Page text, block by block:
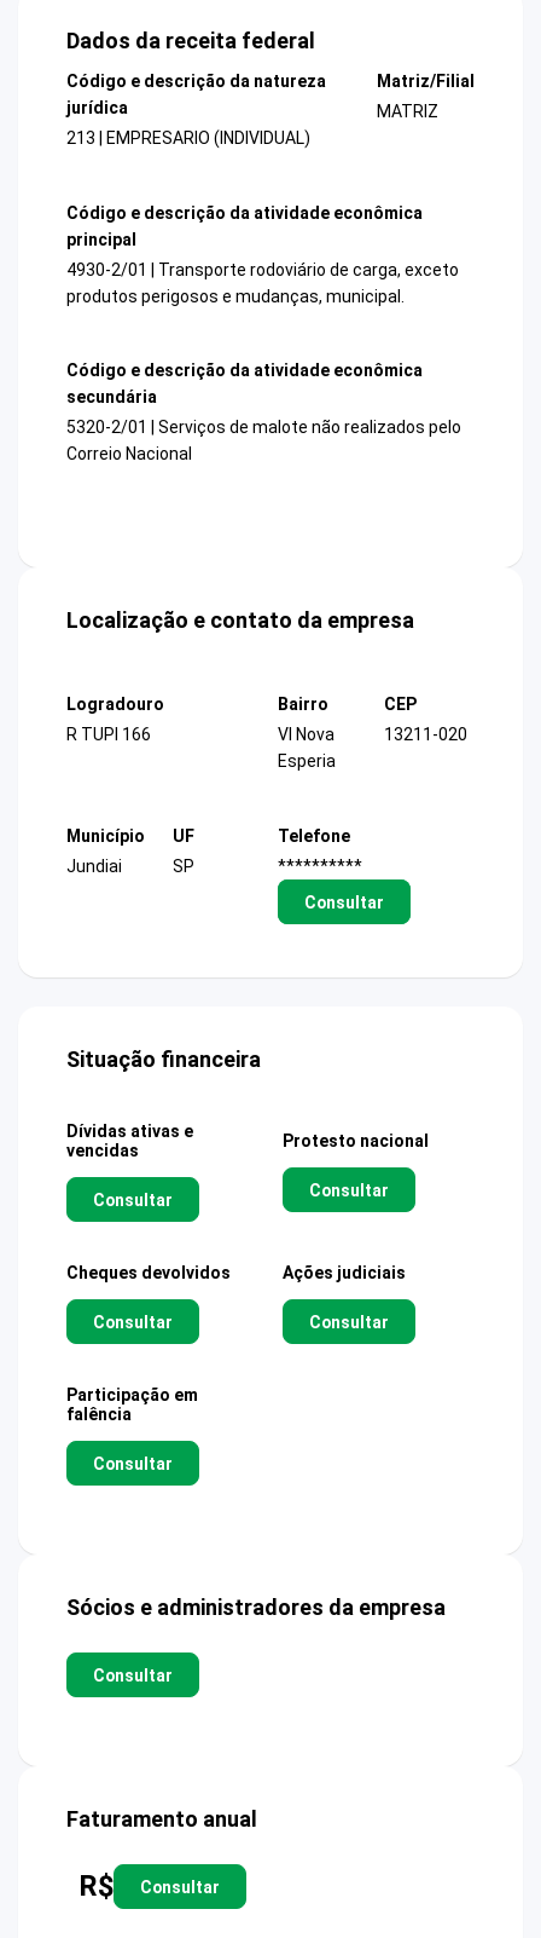
Dados da receita federal
Código e descrição da natureza
jurídica
213 | EMPRESARIO (INDIVIDUAL)
Matriz/Filial
MATRIZ
Código e descrição da atividade econômica
principal
4930-2/01 | Transporte rodoviário de carga, exceto
produtos perigosos e mudanças, municipal.
Código e descrição da atividade econômica
secundária
5320-2/01 | Serviços de malote não realizados pelo
Correio Nacional
Localização e contato da empresa
Logradouro
R TUPI 166
Bairro
Vl Nova
Esperia
CEP
13211-020
Município
Jundiai
UF
SP
Telefone
**********
Consultar
Situação financeira
Dívidas ativas e
vencidas
Consultar
Protesto nacional
Consultar
Cheques devolvidos
Consultar
Ações judiciais
Consultar
Participação em
falência
Consultar
Sócios e administradores da empresa
Consultar
Faturamento anual
R$ Consultar